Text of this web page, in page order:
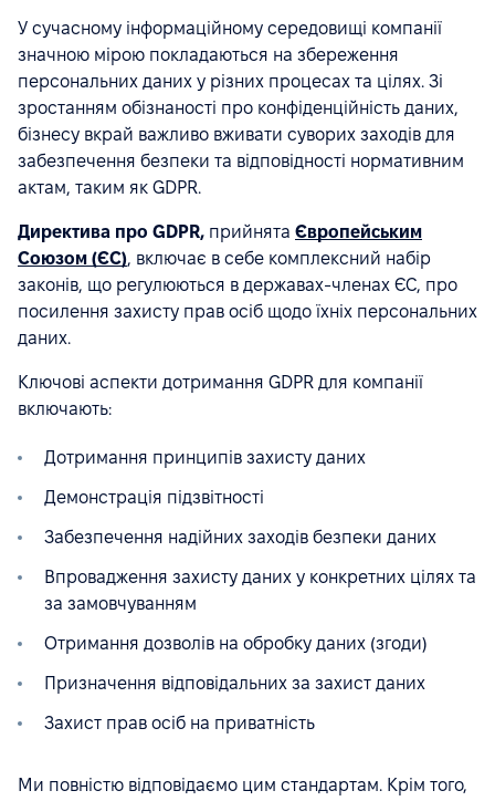
У сучасному інформаційному середовищі компанії
значною мірою покладаються на збереження
персональних даних у різних процесах та цілях. Зі
зростанням обізнаності про конфіденційність даних,
бізнесу вкрай важливо вживати суворих заходів для
забезпечення безпеки та відповідності нормативним
актам, таким як GDPR.
Директива про GDPR, прийнята Європейським
Союзом (ЄС), включає в себе комплексний набір
законів, що регулюються в державах-членах ЄС, про
посилення захисту прав осіб щодо їхніх персональних
даних.
Ключові аспекти дотримання GDPR для компанії
включають:
Дотримання принципів захисту даних
Демонстрація підзвітності
Забезпечення надійних заходів безпеки даних
Впровадження захисту даних у конкретних цілях та
за замовчуванням
Отримання дозволів на обробку даних (згоди)
Призначення відповідальних за захист даних
Захист прав осіб на приватність
Ми повністю відповідаємо цим стандартам. Крім того,